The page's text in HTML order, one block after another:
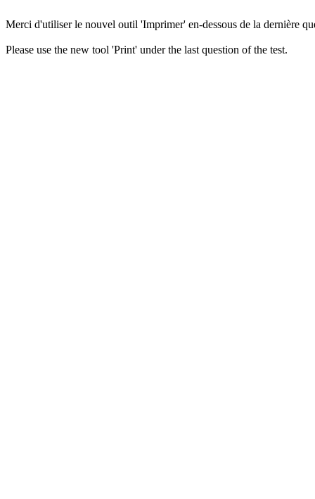
Merci d'utiliser le nouvel outil 'Imprimer' en-dessous de la dernière
Please use the new tool 'Print' under the last question of the test.